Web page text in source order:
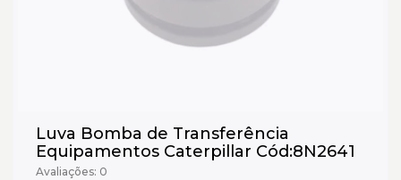
Luva Bomba de Transferência
Equipamentos Caterpillar Cód:8N2641
Avaliações: 0